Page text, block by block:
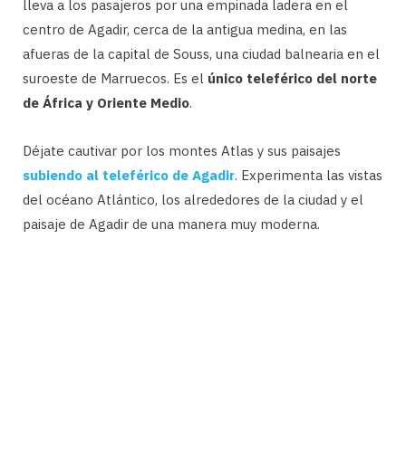
lleva a los pasajeros por una empinada ladera en el
centro de Agadir, cerca de la antigua medina, en las
afueras de la capital de Souss, una ciudad balnearia en el
suroeste de Marruecos. Es el único teleférico del norte
de África y Oriente Medio.
Déjate cautivar por los montes Atlas y sus paisajes
subiendo al teleférico de Agadir. Experimenta las vistas
del océano Atlántico, los alrededores de la ciudad y el
paisaje de Agadir de una manera muy moderna.